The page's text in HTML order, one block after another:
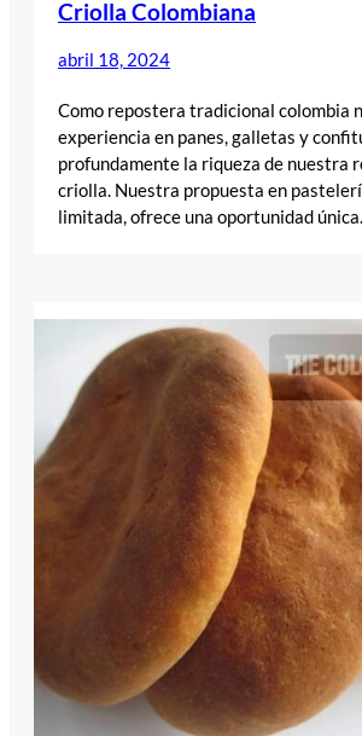
Criolla Colombiana
abril 18, 2024
Como repostera tradicional colombia
experiencia en panes, galletas y
profundamente la riqueza de nuestra
criolla. Nuestra propuesta en
limitada, ofrece una oportunidad